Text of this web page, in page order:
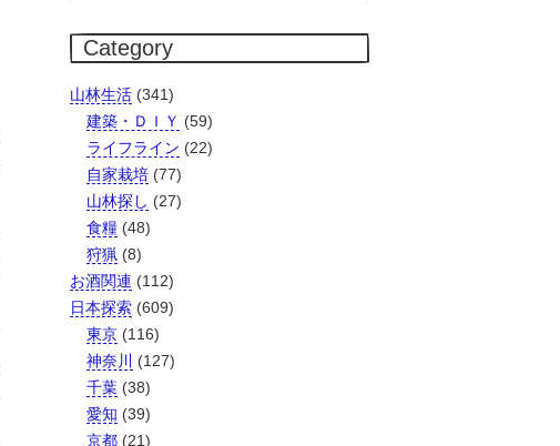
Category
山林生活 (341)
建築・ＤＩＹ (59)
ライフライン (22)
自家栽培 (77)
山林探し (27)
食糧 (48)
狩猟 (8)
お酒関連 (112)
日本探索 (609)
東京 (116)
神奈川
(127)
千葉 (38)
愛知 (39)
京都 (21)